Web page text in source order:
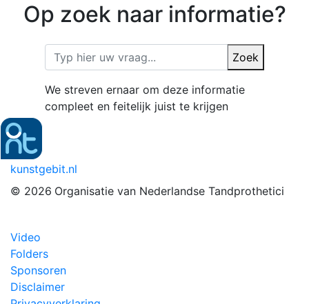
Op zoek naar informatie?
Zoek
We streven ernaar om deze informatie
compleet en feitelijk juist te krijgen
kunstgebit.nl
© 2026 Organisatie van Nederlandse Tandprothetici
Video
Folders
Sponsoren
Disclaimer